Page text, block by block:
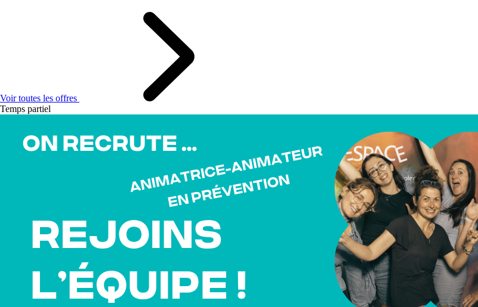
Voir toutes les offres
Temps partiel